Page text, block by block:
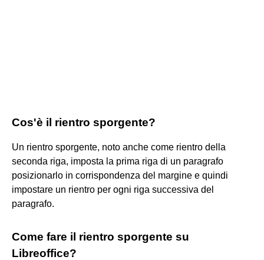
Cos'è il rientro sporgente?
Un rientro sporgente, noto anche come rientro della
seconda riga, imposta la prima riga di un paragrafo
posizionarlo in corrispondenza del margine e quindi
impostare un rientro per ogni riga successiva del
paragrafo.
Come fare il rientro sporgente su
Libreoffice?